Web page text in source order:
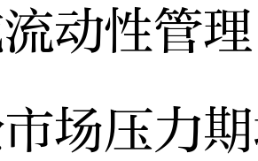
动性管
场压力